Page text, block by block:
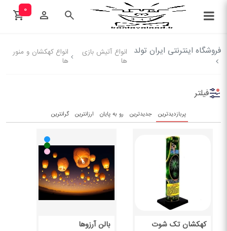
۰
فروشگاه اینترنتی ایران تولد
انواع آتیش بازی
ها
انواع کهکشان و منور
ها
فیلتر
پربازدیدترین جدیدترین رو به پایان ارزانترین گرانترین
کهکشان تک شوت بالن آرزوها